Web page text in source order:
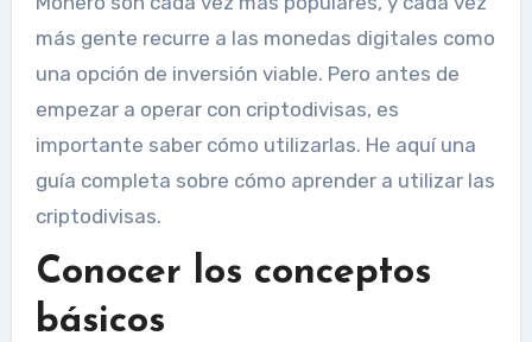
más gente recurre a las monedas digitales como
una opción de inversión viable. Pero antes de
empezar a operar con criptodivisas, es
importante saber cómo utilizarlas. He aquí una
guía completa sobre cómo aprender a utilizar las
criptodivisas.
Conocer los conceptos
básicos